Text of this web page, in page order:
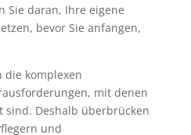
Sie daran, Ihre eigene
bevor Sie anfangen,
die komplexen
mit denen
sind. Deshalb überbrücken
und